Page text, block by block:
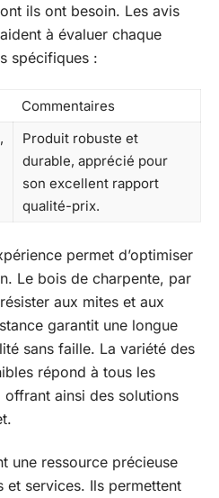
ils ont besoin. Les avis
à évaluer chaque
spécifiques :
Commentaires
Produit robuste et
durable, apprécié pour
son excellent rapport
qualité-prix.
permet d’optimiser
Le bois de charpente, par
aux mites et aux
garantit une longue
sans faille. La variété des
répond à tous les
ainsi des solutions
une ressource précieuse
et services. Ils permettent